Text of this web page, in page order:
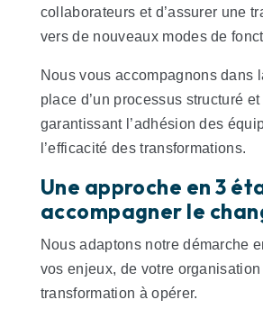
collaborateurs et d’assurer une
vers de nouveaux modes de
Nous vous accompagnons dans
place d’un processus structuré
garantissant l’adhésion des
l’efficacité des transformations.
Une approche en 3
accompagner le
Nous adaptons notre démarche
vos enjeux, de votre
transformation à opérer.